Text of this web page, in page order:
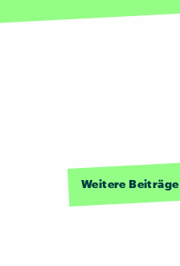
Weitere Beiträge